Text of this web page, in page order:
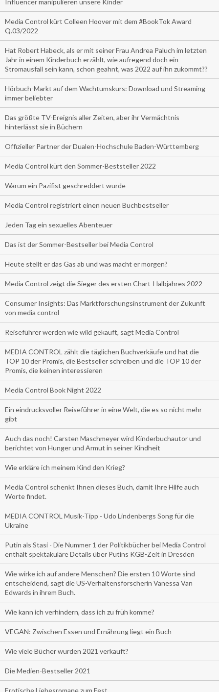
Influencer manipulieren unsere Kinder
Media Control kürt Colleen Hoover mit dem #BookTok Award
Q.03/2022
Hat Robert Habeck, als er mit seiner Frau Andrea Paluch im letzten
Jahr in einem Kinderbuch erzählt, wie aufregend doch ein
Stromausfall sein kann, schon geahnt, was 2022 auf ihn zukommt??
Hörbuch-Markt auf dem Wachtumskurs: Download und Streaming
immer beliebter
Das größte TV-Ereignis aller Zeiten, aber ihr Vermächtnis
hinterlässt sie in Büchern
Offizieller Partner der Dualen-Hochschule Baden-Württemberg
Media Control kürt den Sommer-Beststeller 2022
Warum ein Pazifist geschreddert wurde
Media Control registriert einen neuen Buchbestseller
Jeden Tag ein sexuelles Abenteuer
Das ist der Sommer-Bestseller bei Media Control
Heute stellt er das Gas ab und was macht er morgen?
Media Control zeigt die Sieger des ersten Chart-Halbjahres 2022
Consumer Insights: Das Marktforschungsinstrument der Zukunft
von media control
Reiseführer werden wie wild gekauft, sagt Media Control
MEDIA CONTROL zählt die täglichen Buchverkäufe und hat die
TOP 10 der Promis, die Bestseller schreiben und die TOP 10 der
Promis, die keinen interessieren
Media Control Book Night 2022
Ein eindrucksvoller Reiseführer in eine Welt, die es so nicht mehr
gibt
Auch das noch! Carsten Maschmeyer wird Kinderbuchautor und
berichtet von Hunger und Armut in seiner Kindheit
Wie erkläre ich meinem Kind den Krieg?
Media Control schenkt Ihnen dieses Buch, damit Ihre Hilfe auch
Worte findet.
MEDIA CONTROL Musik-Tipp - Udo Lindenbergs Song für die
Ukraine
Putin als Stasi - Die Nummer 1 der Politikbücher bei Media Control
enthält spektakuläre Details über Putins KGB-Zeit in Dresden
Wie wirke ich auf andere Menschen? Die ersten 10 Worte sind
entscheidend, sagt die US-Verhaltensforscherin Vanessa Van
Edwards in ihrem Buch.
Wie kann ich verhindern, dass ich zu früh komme?
VEGAN: Zwischen Essen und Ernährung liegt ein Buch
Wie viele Bücher wurden 2021 verkauft?
Die Medien-Bestseller 2021
Erotische Liebesromane zum Fest